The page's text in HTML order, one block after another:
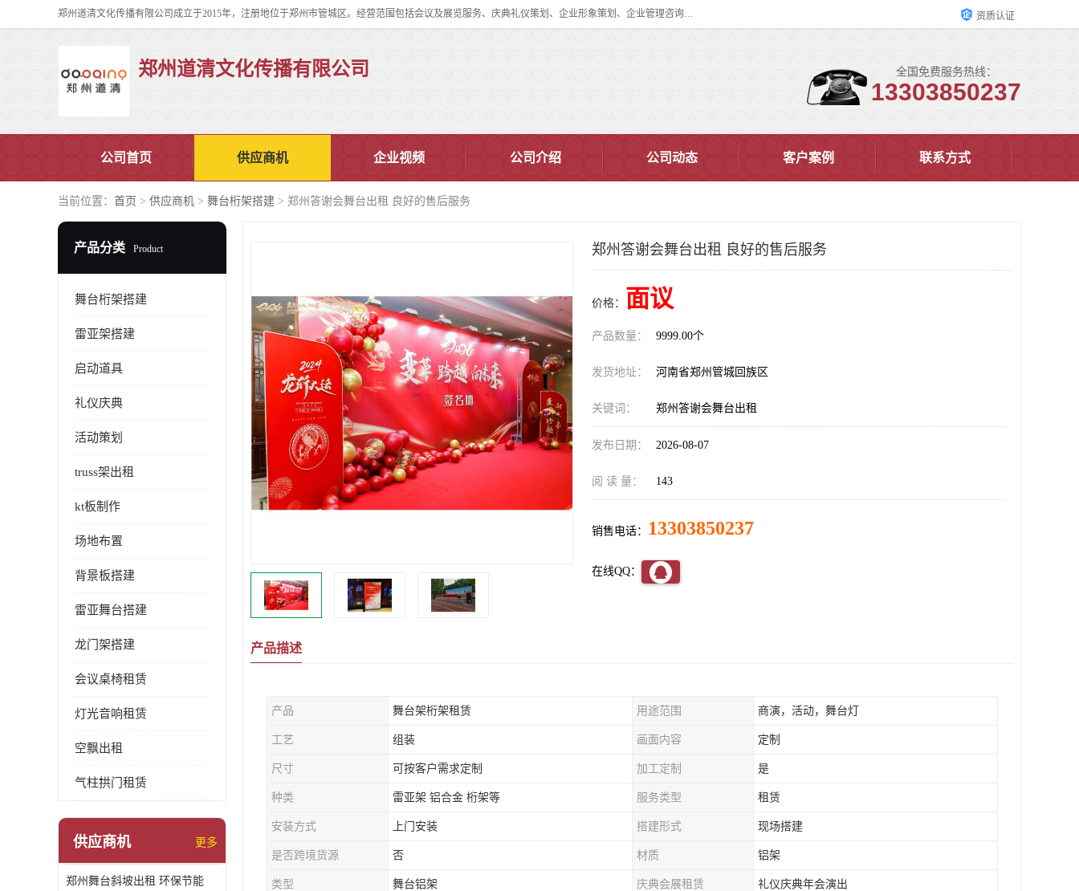
郑州道清文化传播有限公司成立于2015年，注册地位于郑州市管城区。经营范围包括会议及展览服务、庆典礼仪策划、企业形象策划、企业管理咨询、计算机图文设计、制作等。主要产品服务有：舞台桁架搭建，背景板搭建，灯光音响，雷亚舞台搭建、龙门架搭建、会议桌椅租赁、灯光音响租赁、空飘出租、气柱拱门租赁、喷绘写真制作、kt板制作。 资质认证
郑州道清文化传播有限公司 全国免费服务热线：
13303850237
公司首页 供应商机 企业视频 公司介绍 公司动态 客户案例 联系方式
当前位置： 首页 > 供应商机 > 舞台桁架搭建 > 郑州答谢会舞台出租 良好的售后服务
产品分类 Product
舞台桁架搭建
雷亚架搭建
启动道具
礼仪庆典
活动策划
truss架出租
kt板制作
场地布置
背景板搭建
雷亚舞台搭建
龙门架搭建
会议桌椅租赁
灯光音响租赁
空飘出租
气柱拱门租赁
供应商机 更多
郑州舞台斜坡出租 环保节能
郑州答谢会舞台出租 良好的售后服务
价格： 面议
产品数量： 9999.00个
发货地址： 河南省郑州管城回族区
关键词： 郑州答谢会舞台出租
发布日期： 2026-08-07
阅 读 量： 143
销售电话： 13303850237
在线QQ：
产品描述
产品 舞台架桁架租赁 用途范围 商演，活动，舞台灯
工艺 组装 画面内容 定制
尺寸 可按客户需求定制 加工定制 是
种类 雷亚架 铝合金 桁架等 服务类型 租赁
安装方式 上门安装 搭建形式 现场搭建
是否跨境货源 否 材质 铝架
类型 舞台铝架 庆典会展租赁 礼仪庆典年会演出